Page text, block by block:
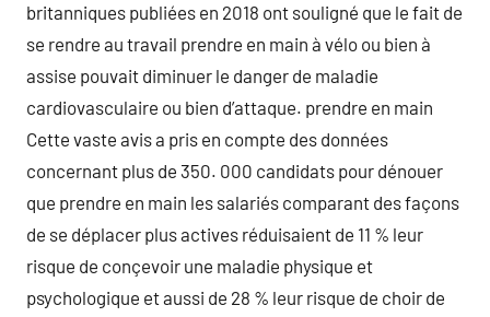
britanniques publiées en 2018 ont souligné que le fait de
se rendre au travail prendre en main à vélo ou bien à
assise pouvait diminuer le danger de maladie
cardiovasculaire ou bien d’attaque. prendre en main
Cette vaste avis a pris en compte des données
concernant plus de 350. 000 candidats pour dénouer
que prendre en main les salariés comparant des façons
de se déplacer plus actives réduisaient de 11 % leur
risque de conçevoir une maladie physique et
psychologique et aussi de 28 % leur risque de choir de